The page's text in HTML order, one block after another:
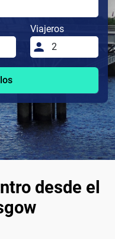
Viajeros
desde el